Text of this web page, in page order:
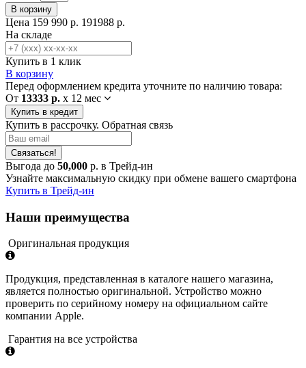
В корзину
Цена 159 990 р. 191988 р.
На складе
Купить в 1 клик
В корзину
Перед оформлением кредита уточните по наличию товара:
От 13333 р. x 12 мес
Купить в кредит
Купить в рассрочку. Обратная связь
Связаться!
Выгода до 50,000 р. в Трейд-ин
Узнайте максимальную скидку при обмене вашего смартфона
Купить в Трейд-ин
Наши преимущества
Оригинальная продукция
Продукция, представленная в каталоге нашего магазина,
является полностью оригинальной. Устройство можно
проверить по серийному номеру на официальном сайте
компании Apple.
Гарантия на все устройства